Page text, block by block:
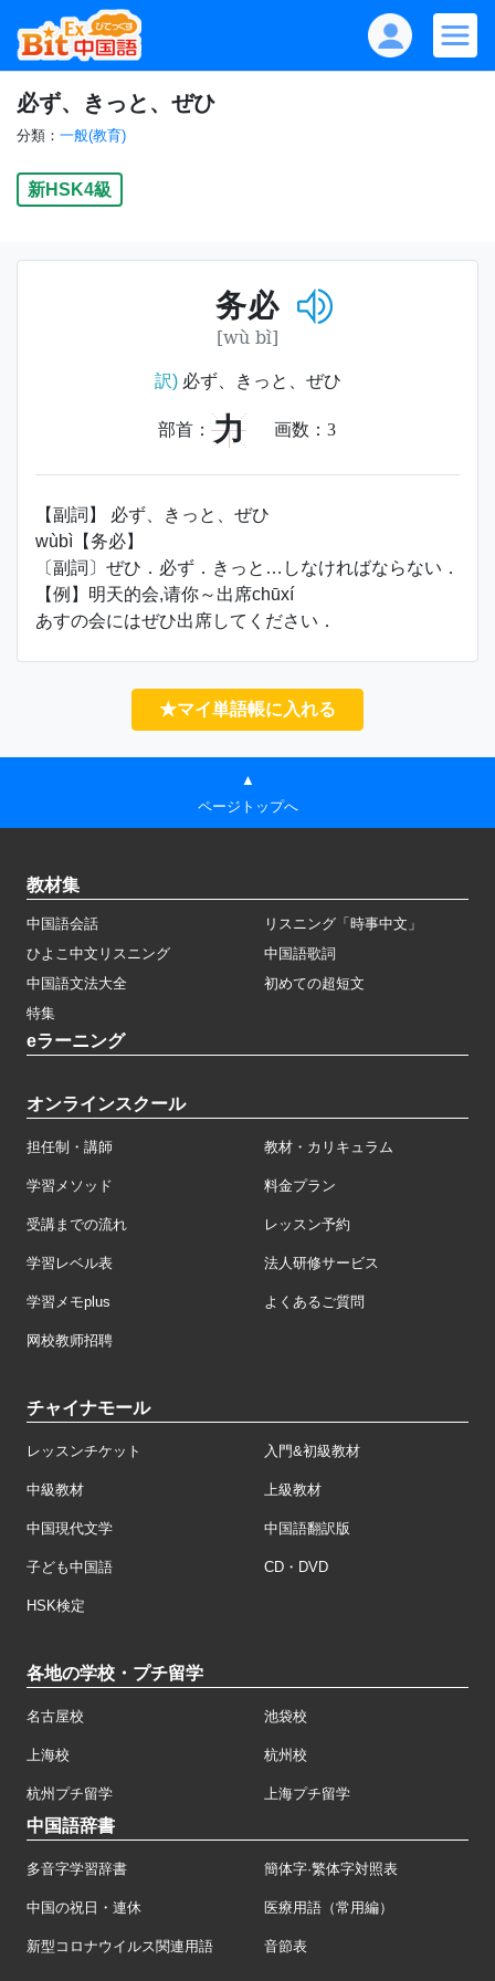
必ず、きっと、ぜひ
分類： 一般(教育)
新HSK4級
务必
[wù bì]
訳)必ず、きっと、ぜひ
部首： 力 画数： 3
【副詞】 必ず、きっと、ぜひ
wùbì【务必】
〔副詞〕ぜひ．必ず．きっと…しなければならない．
【例】明天的会,请你～出席chūxí
あすの会にはぜひ出席してください．
★マイ単語帳に入れる
▲
ページトップへ
教材集
中国語会話
リスニング「時事中文」
ひよこ中文リスニング
中国語歌詞
中国語文法大全
初めての超短文
特集
eラーニング
オンラインスクール
担任制・講師 教材・カリキュラム
学習メソッド 料金プラン
受講までの流れ レッスン予約
学習レベル表 法人研修サービス
学習メモplus よくあるご質問
网校教师招聘
チャイナモール
レッスンチケット 入門&初級教材
中級教材 上級教材
中国現代文学 中国語翻訳版
子ども中国語 CD・DVD
HSK検定
各地の学校・プチ留学
名古屋校 池袋校
上海校 杭州校
杭州プチ留学 上海プチ留学
中国語辞書
多音字学習辞書 簡体字·繁体字対照表
中国の祝日・連休 医療用語（常用編）
新型コロナウイルス関連用語 音節表